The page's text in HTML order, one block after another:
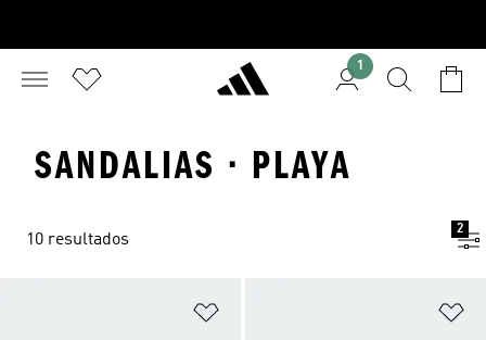
1
SANDALIAS · PLAYA
10 resultados
2